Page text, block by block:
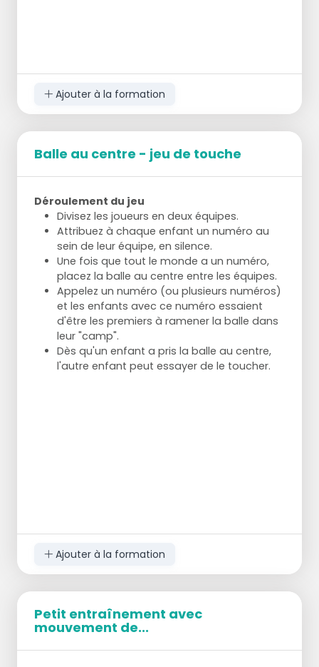
Ajouter à la formation
Balle au centre - jeu de touche
Déroulement du jeu
Divisez les joueurs en deux équipes.
Attribuez à chaque enfant un numéro au
sein de leur équipe, en silence.
Une fois que tout le monde a un numéro,
placez la balle au centre entre les équipes.
Appelez un numéro (ou plusieurs numéros)
et les enfants avec ce numéro essaient
d'être les premiers à ramener la balle dans
leur "camp".
Dès qu'un enfant a pris la balle au centre,
l'autre enfant peut essayer de le toucher.
Ajouter à la formation
Petit entraînement avec
mouvement de...